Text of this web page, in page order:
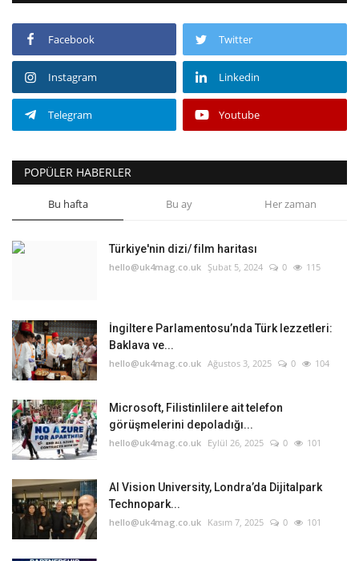
Facebook Twitter
Instagram Linkedin
Telegram Youtube
POPÜLER HABERLER
Bu hafta Bu ay Her zaman
Türkiye'nin dizi/ film haritası
hello@uk4mag.co.uk Şubat 5, 2024 0 115
İngiltere Parlamentosu’nda Türk lezzetleri:
Baklava ve...
hello@uk4mag.co.uk Ağustos 3, 2025 0 104
Microsoft, Filistinlilere ait telefon
görüşmelerini depoladığı...
hello@uk4mag.co.uk Eylül 26, 2025 0 101
AI Vision University, Londra’da Dijitalpark
Technopark...
hello@uk4mag.co.uk Kasım 7, 2025 0 101